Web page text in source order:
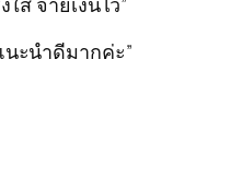
ะนำดีมากค่ะ”